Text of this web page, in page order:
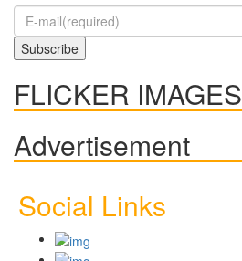
FLICKER IMAGES
Advertisement
Social Links